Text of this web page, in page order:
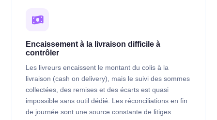
Encaissement à la livraison difficile à
contrôler
Les livreurs encaissent le montant du colis à la
livraison (cash on delivery), mais le suivi des sommes
collectées, des remises et des écarts est quasi
impossible sans outil dédié. Les réconciliations en fin
de journée sont une source constante de litiges.